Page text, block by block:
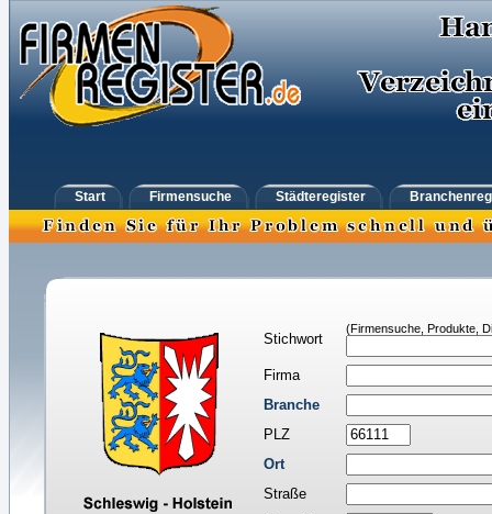
Start Firmensuche Städteregister
Stichwort
(Firmensuche, Produkte,
Firma
Branche
PLZ
Ort
Straße